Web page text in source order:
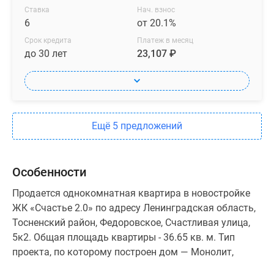
Ставка
6
Нач. взнос
от 20.1%
Срок кредита
до 30 лет
Платеж в месяц
23,107 ₽
Ещё 5 предложений
Особенности
Продается однокомнатная квартира в новостройке
ЖК «Счастье 2.0» по адресу Ленинградская область,
Тосненский район, Федоровское, Счастливая улица,
5к2. Общая площадь квартиры - 36.65 кв. м. Тип
проекта, по которому построен дом — Монолит,